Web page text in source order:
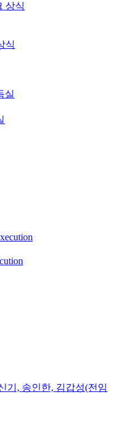
식
기, 송인한, ­김갑성(전임